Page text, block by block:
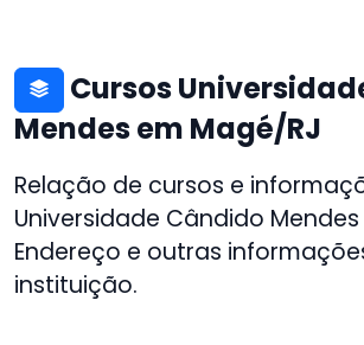
Cursos
Mendes em Magé/RJ
Relação de cursos e
Universidade Cândido
Endereço e outras
instituição.